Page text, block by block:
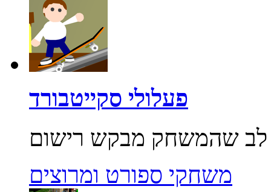
פעלולי סקייטבורד
משחקי ספורט ומרוצים